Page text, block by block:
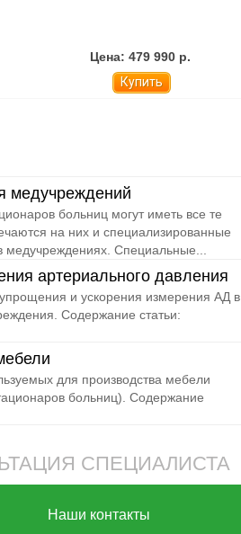
Цена: 479 990 р.
Купить
медучреждений
больниц могут иметь все те
на них и специализированные
медучреждениях. Специальные...
артериального давления
и ускорения измерения АД в
Содержание статьи:
для производства мебели
больниц). Содержание
СПЕЦИАЛИСТА
Наши контакты